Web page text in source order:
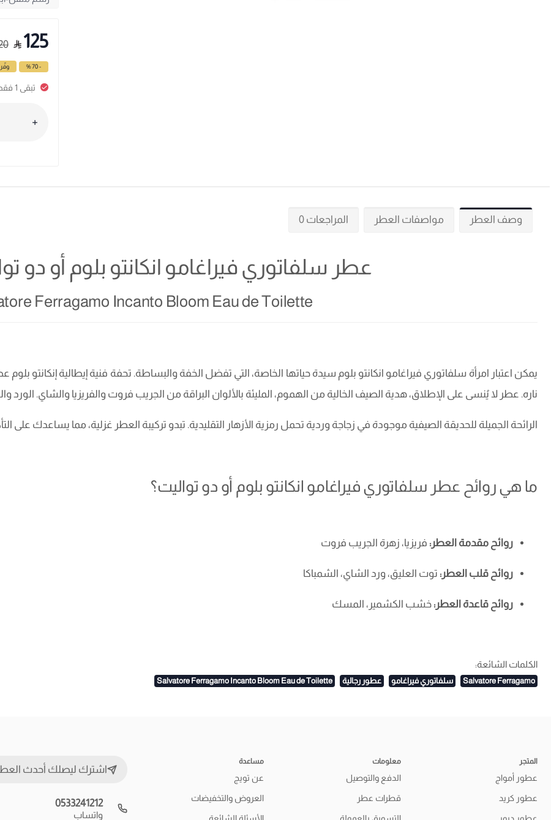
125
- 70 % وفّر
تبقى 1 فقط، سارع بالطلب
وصف العطر مواصفات العطر المراجعات 0
عطر سلفاتوري فيراغامو انكانتو بلوم أو دو
Ferragamo Incanto Bloom Eau de Toilette
يمكن اعتبار امرأة سلفاتوري فيراغامو انكانتو بلوم سيدة حياتها الخاصة، التي تفضل الخفة والبساطة. تحفة فنية إيطالية إنكانتو
ناره. عطر لا يُنسى على الإطلاق، هدية الصيف الخالية من الهموم، المليئة بالألوان البراقة من الجريب فروت والفريزيا والشاي.
الرائحة الجميلة للحديقة الصيفية موجودة في زجاجة وردية تحمل رمزية الأزهار التقليدية. تبدو تركيبة العطر غزلية، مما يساعدك على
ما هي روائح عطر سلفاتوري فيراغامو انكانتو بلوم أو دو تواليت؟
روائح مقدمة العطر: فريزيا، زهرة الجريب فروت
روائح قلب العطر: توت العليق، ورد الشاي، الشمباكا
روائح قاعدة العطر: خشب الكشمير، المسك
الكلمات الشائعة:
Salvatore Ferragamo سلفاتوري فيراغامو عطور رجالية Salvatore Ferragamo Incanto Bloom Eau de Toilette
المتجر
عطور أمواج
عطور كريد
عطور ديور
معلومات
الدفع والتوصيل
قطرات عطر
التسويق بالعمولة
مساعدة
عن تويج
العروض والتخفيضات
الأسئلة الشائعة
اشترك ليصلك أحدث
0533241212
واتساب